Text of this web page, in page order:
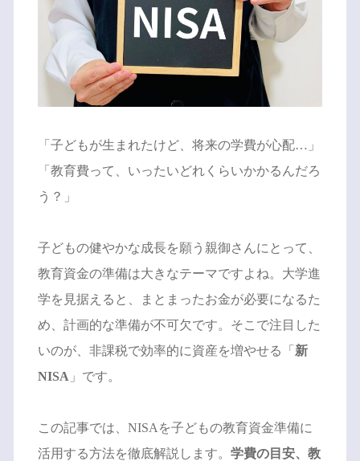
「子どもが生まれたけど、将来の学費が心配…」
「教育費って、いったいどれくらいかかるんだろ
う？」
子どもの健やかな成長を願う親御さんにとって、
教育資金の準備は大きなテーマですよね。大学進
学を見据えると、まとまったお金が必要になるた
め、計画的な準備が不可欠です。そこで注目した
いのが、非課税で効率的に資産を増やせる「 新
NISA 」です。
この記事では、NISAを子どもの教育資金準備に
活用する方法を徹底解説します。 学費の目安、教